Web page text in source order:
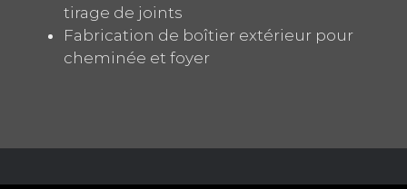
tirage de joints
Fabrication de boîtier extérieur pour
cheminée et foyer